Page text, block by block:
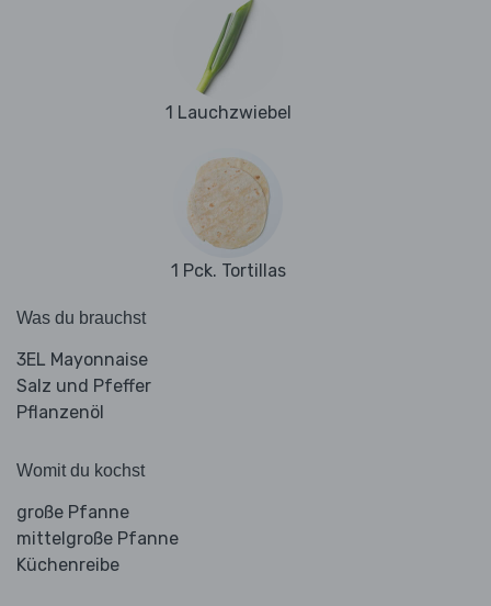
1 Lauchzwiebel
1 Pck. Tortillas
Was du brauchst
3EL Mayonnaise
Salz und Pfeffer
Pflanzenöl
Womit du kochst
große Pfanne
mittelgroße Pfanne
Küchenreibe